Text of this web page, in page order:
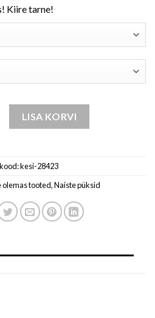
Kiire tarne!
LISA KORVI
kesi-28423
olemas tooted,Naiste püksid